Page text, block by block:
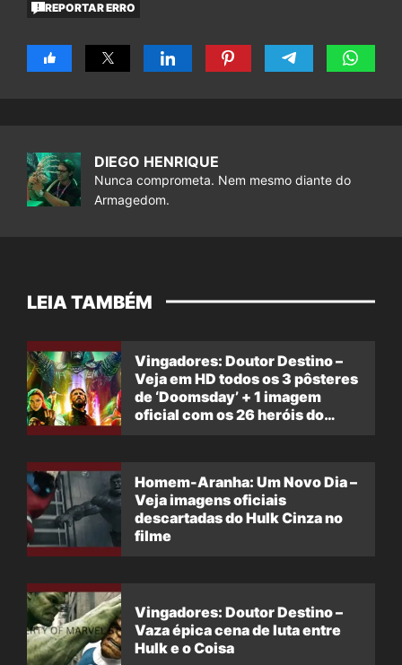
REPORTAR ERRO
DIEGO HENRIQUE
Nunca comprometa. Nem mesmo diante do
Armagedom.
LEIA TAMBÉM
Vingadores: Doutor Destino –
Veja em HD todos os 3 pôsteres
de ‘Doomsday’ + 1 imagem
oficial com os 26 heróis do
Homem-Aranha: Um Novo Dia –
Veja imagens oficiais
descartadas do Hulk Cinza no
filme
Vingadores: Doutor Destino –
Vaza épica cena de luta entre
Hulk e o Coisa